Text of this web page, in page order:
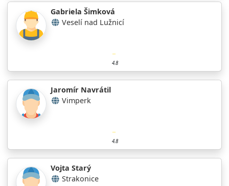
Gabriela Šimková
Veselí nad Lužnicí
4.8
Jaromír Navrátil
Vimperk
4.8
Vojta Starý
Strakonice